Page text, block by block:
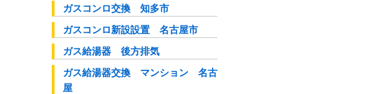
ガスコンロ交換 知多市
ガスコンロ新設設置 名古屋市
ガス給湯器 後方排気
ガス給湯器交換 マンション 名古
屋